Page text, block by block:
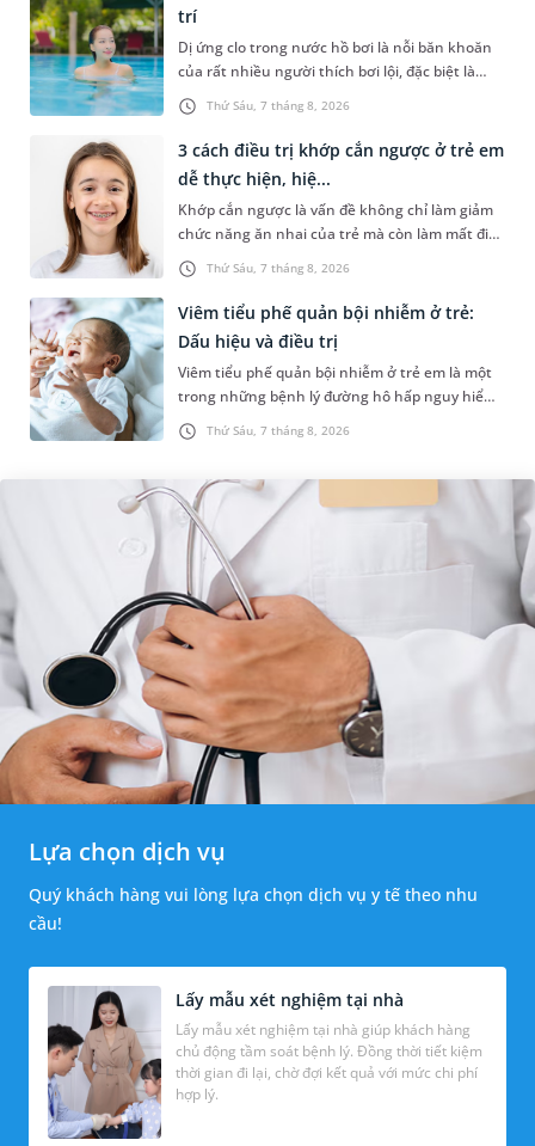
Thứ Sáu, 7 tháng 8, 2026
trí
Dị ứng clo trong nước hồ bơi là nỗi băn khoăn
của rất nhiều người thích bơi lội, đặc biệt là
những trường hợp thường xuyên bơi ở những
hồ bơi nhân tạo. Bài v...
Thứ Sáu, 7 tháng 8, 2026
3 cách điều trị khớp cắn ngược ở trẻ em
dễ thực hiện, hiệ...
Khớp cắn ngược là vấn đề không chỉ làm giảm
chức năng ăn nhai của trẻ mà còn làm mất đi
sự cân đối của khuôn mặt. Do đó, cần khắc
phục sớm tình trạng này để...
Thứ Sáu, 7 tháng 8, 2026
Viêm tiểu phế quản bội nhiễm ở trẻ:
Dấu hiệu và điều trị
Viêm tiểu phế quản bội nhiễm ở trẻ em là một
trong những bệnh lý đường hô hấp nguy hiểm,
thường bùng phát vào thời điểm giao mùa. Khi
những tổn thương ban đầ...
Lựa chọn dịch vụ
Quý khách hàng vui lòng lựa chọn dịch vụ y tế theo nhu
cầu!
Lấy mẫu xét nghiệm tại nhà
Lấy mẫu xét nghiệm tại nhà giúp khách hàng
chủ động tầm soát bệnh lý. Đồng thời tiết kiệm
thời gian đi lại, chờ đợi kết quả với mức chi phí
hợp lý.